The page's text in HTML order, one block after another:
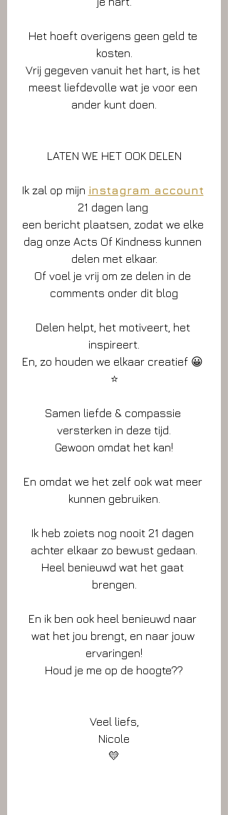
Het hoeft overigens geen geld te
kosten.
Vrij gegeven vanuit het hart, is het
meest liefdevolle wat je voor een
ander kunt doen.
LATEN WE HET OOK DELEN
Ik zal op mijn instagram account
21 dagen lang
een bericht plaatsen, zodat we elke
dag onze Acts Of Kindness kunnen
delen met elkaar.
Of voel je vrij om ze delen in de
comments onder dit blog
Delen helpt, het motiveert, het
inspireert.
En, zo houden we elkaar creatief 😀
⭐️
Samen liefde & compassie
versterken in deze tijd.
Gewoon omdat het kan!
En omdat we het zelf ook wat meer
kunnen gebruiken.
Ik heb zoiets nog nooit 21 dagen
achter elkaar zo bewust gedaan.
Heel benieuwd wat het gaat
brengen.
En ik ben ook heel benieuwd naar
wat het jou brengt, en naar jouw
ervaringen!
Houd je me op de hoogte??
Veel liefs,
Nicole
💛